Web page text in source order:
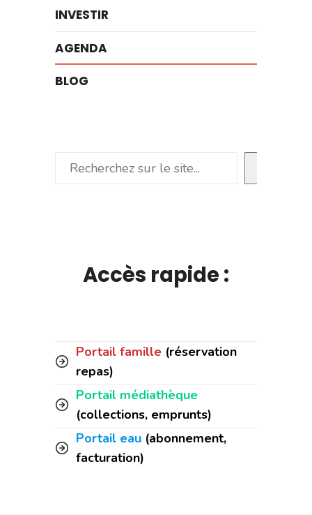
INVESTIR
AGENDA
BLOG
Rechercher
Accès rapide :
Portail famille (réservation
repas)
Portail médiathèque
(collections, emprunts)
Portail eau (abonnement,
facturation)